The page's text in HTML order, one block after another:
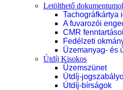
Letölthető
Tachográfkártya
A fuvarozói
CMR
Fedélzeti
Üzemanyag- és
Útdíj Kisokos
Üzemszünet
Útdíj-
Útdíj-bírságok